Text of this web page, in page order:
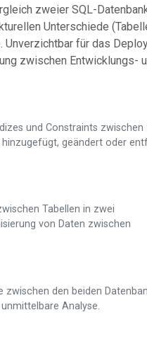
zweier SQL-
Unterschiede
Unverzichtbar für das
zwischen Entwicklungs-
und Constraints zwischen
hinzugefügt, geändert oder
Tabellen in zwei
von Daten zwischen
zwischen den beiden
Analyse.